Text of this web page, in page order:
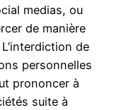
medias, ou
de manière
de
personnelles
prononcer à
suite à